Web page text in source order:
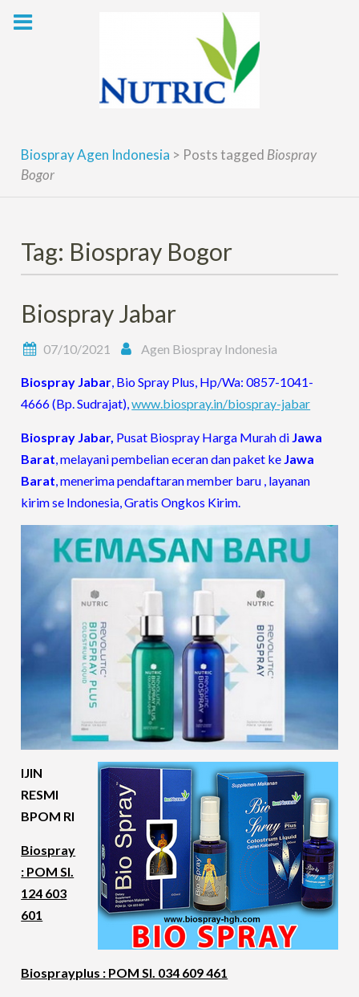
Biospray Agen Indonesia > Posts tagged Biospray
Bogor
Tag: Biospray Bogor
Biospray Jabar
07/10/2021 Agen Biospray Indonesia
Biospray Jabar, Bio Spray Plus, Hp/Wa: 0857-1041-
4666 (Bp. Sudrajat),www.biospray.in/biospray-jabar
Biospray Jabar, Pusat Biospray Harga Murah di Jawa
Barat, melayani pembelian eceran dan paket ke Jawa
Barat, menerima pendaftaran member baru , layanan
kirim se Indonesia, Gratis Ongkos Kirim.
IJIN
RESMI
BPOM RI
Biospray
: POM SI.
124 603
601
Biosprayplus : POM SI. 034 609 461